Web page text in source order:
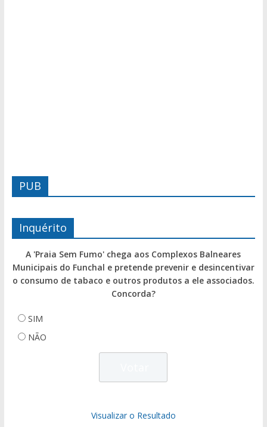
PUB
Inquérito
A 'Praia Sem Fumo' chega aos Complexos Balneares
Municipais do Funchal e pretende prevenir e desincentivar
o consumo de tabaco e outros produtos a ele associados.
Concorda?
SIM
NÃO
Visualizar o Resultado